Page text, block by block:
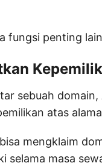
fungsi penting
sebuah domain,
atas
mengklaim
selama masa